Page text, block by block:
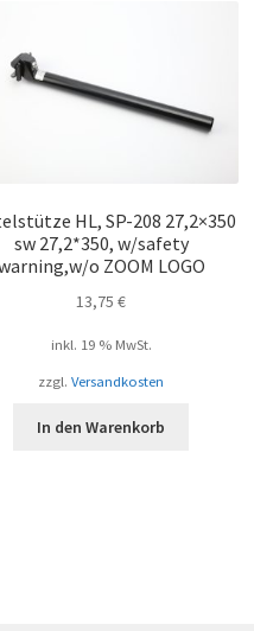
HL, SP-208 27,2×350
sw 27,2*350, w/safety
o ZOOM LOGO
13,75€
inkl. 19 % MwSt.
zzgl.Versandkosten
In den Warenkorb